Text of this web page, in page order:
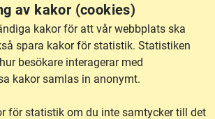
av kakor (cookies)
kakor för att vår webbplats ska
spara kakor för statistik. Statistiken
besökare interagerar med
kakor samlas in anonymt.
för statistik om du inte samtycker till det